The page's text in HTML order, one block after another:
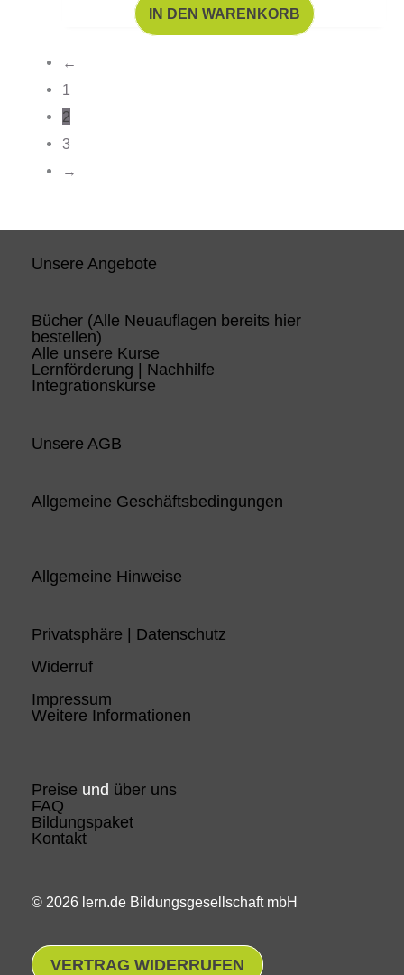
IN DEN WARENKORB
←
1
2
3
→
Unsere Angebote
Bücher (Alle Neuauflagen bereits hier
bestellen)
Alle unsere Kurse
Lernförderung | Nachhilfe
Integrationskurse
Unsere AGB
Allgemeine Geschäftsbedingungen
Allgemeine Hinweise
Privatsphäre | Datenschutz
Widerruf
Impressum
Weitere Informationen
Preise und über uns
FAQ
Bildungspaket
Kontakt
© 2026 lern.de Bildungsgesellschaft mbH
VERTRAG WIDERRUFEN